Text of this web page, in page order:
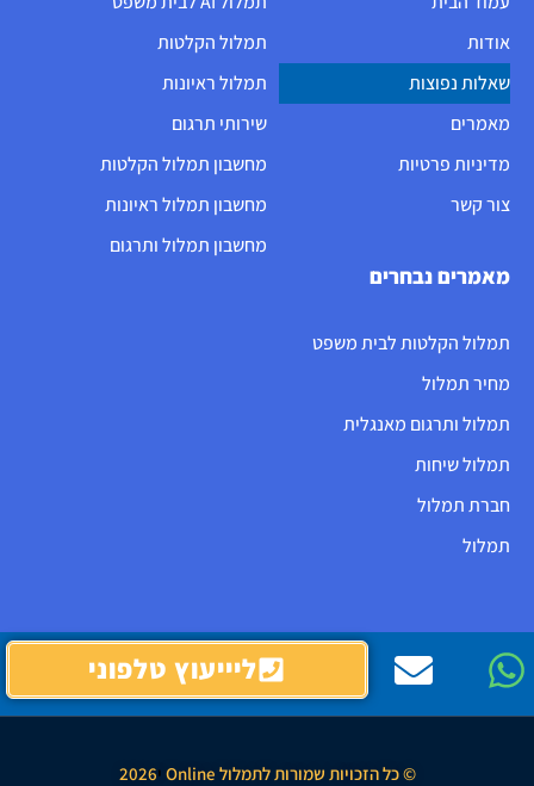
אודות
שאלות נפוצות
מאמרים
מדיניות פרטיות
צור קשר
תמלול הקלטות
תמלול ראיונות
שירותי תרגום
מחשבון תמלול הקלטות
מחשבון תמלול ראיונות
מחשבון תמלול ותרגום
מאמרים נבחרים
תמלול הקלטות לבית משפט
מחיר תמלול
תמלול ותרגום מאנגלית
תמלול שיחות
חברת תמלול
תמלול
ליייעוץ טלפוני
© כל הזכויות שמורות לתמלול Online י2026